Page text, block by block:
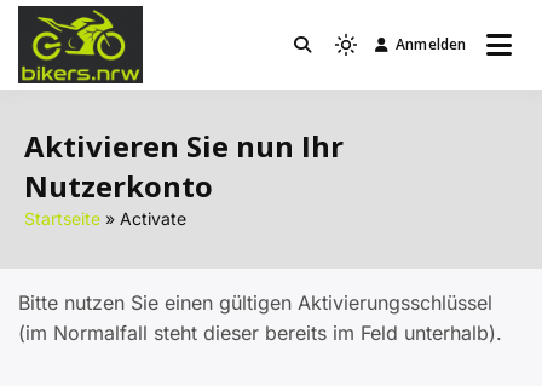
Zum
Inhalt
springen
Light
mode
Anmelden
Aktivieren Sie nun Ihr
Nutzerkonto
Startseite Activate
Bitte nutzen Sie einen gültigen Aktivierungsschlüssel
(im Normalfall steht dieser bereits im Feld unterhalb).